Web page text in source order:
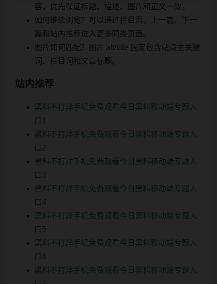
容，优先保证标题、描述、图片和正文一致。
如何继续浏览？可以通过栏目页、上一篇、下一
篇和站内推荐进入更多同类页面。
图片如何匹配？图片 alt/title 固定包含站点主关键
词、栏目词和文章标题。
站内推荐
黑料不打烊手机免费观看今日黑料移动端专题入
口1
黑料不打烊手机免费观看今日黑料移动端专题入
口2
黑料不打烊手机免费观看今日黑料移动端专题入
口3
黑料不打烊手机免费观看今日黑料移动端专题入
口4
黑料不打烊手机免费观看今日黑料移动端专题入
口5
黑料不打烊手机免费观看今日黑料移动端专题入
口6
黑料不打烊手机免费观看今日黑料移动端专题入